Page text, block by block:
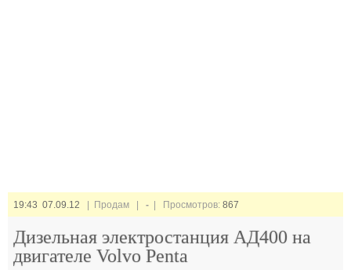
19:43 07.09.12 | Продам | - | Просмотров: 867
Дизельная электростанция АД400 на
двигателе Volvo Penta